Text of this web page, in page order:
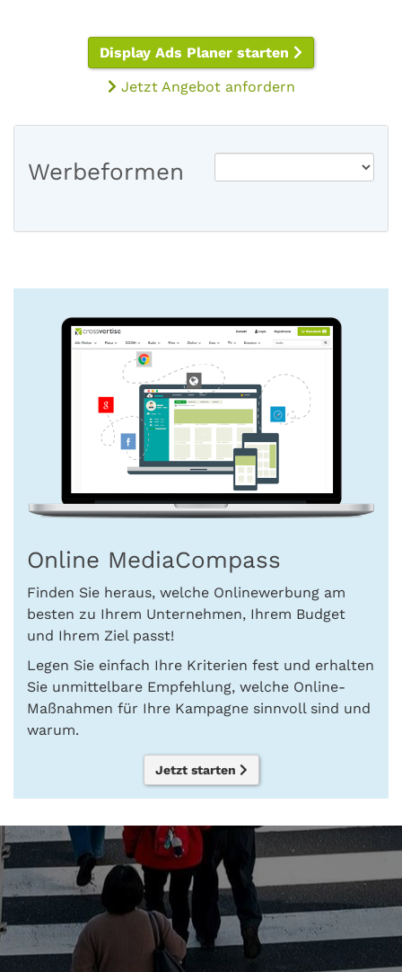
Display Ads Planer starten
Jetzt Angebot anfordern
Werbeformen
Online MediaCompass
Finden Sie heraus, welche Onlinewerbung am
besten zu Ihrem Unternehmen, Ihrem Budget
und Ihrem Ziel passt!
Legen Sie einfach Ihre Kriterien fest und erhalten
Sie unmittelbare Empfehlung, welche Online-
Maßnahmen für Ihre Kampagne sinnvoll sind und
warum.
Jetzt starten